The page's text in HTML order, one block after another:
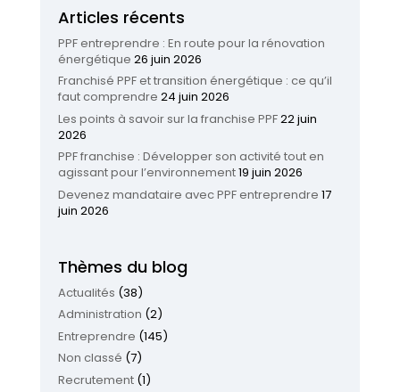
Articles récents
PPF entreprendre : En route pour la rénovation
énergétique 26 juin 2026
Franchisé PPF et transition énergétique : ce qu’il
faut comprendre 24 juin 2026
Les points à savoir sur la franchise PPF22 juin
2026
PPF franchise : Développer son activité tout en
agissant pour l’environnement19 juin 2026
Devenez mandataire avec PPF entreprendre 17
juin 2026
Thèmes du blog
Actualités (38)
Administration (2)
Entreprendre (145)
Non classé (7)
Recrutement(1)